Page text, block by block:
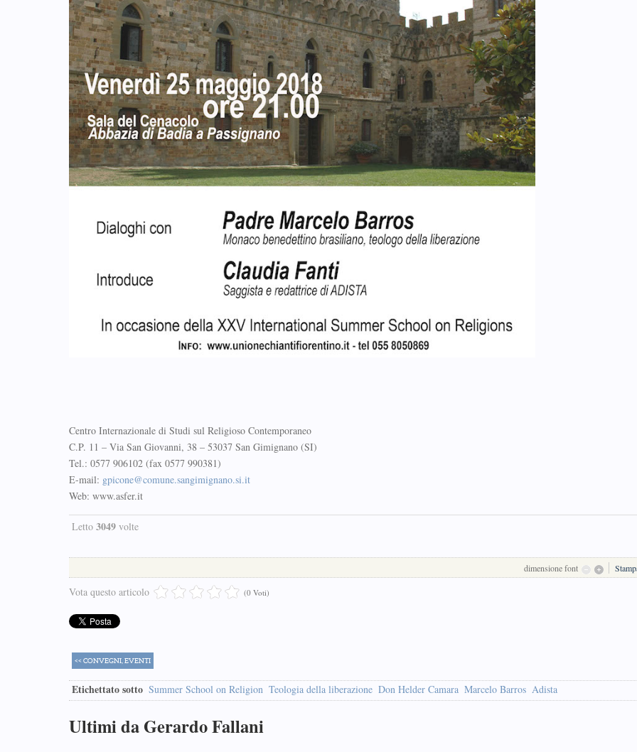
Centro Internazionale di Studi sul Religioso Contemporaneo
C.P. 11 – Via San Giovanni, 38 – 53037 San Gimignano (SI)
Tel.: 0577 906102 (fax 0577 990381)
E-mail: gpicone@comune.sangimignano.si.it
Web: www.asfer.it
Letto 3049 volte
dimensione font
Vota questo articolo (0 Voti)
<< CONVEGNI, EVENTI
Etichettato sotto Summer School on Religion Teologia della liberazione Don Helder Camara Marcelo Barros Adista
Ultimi da Gerardo Fallani